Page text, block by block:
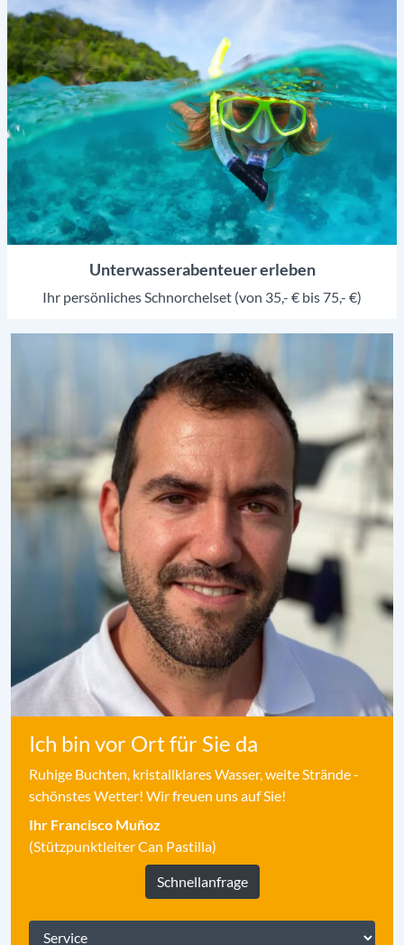
Unterwasserabenteuer erleben
Ihr persönliches Schnorchelset (von 35,- € bis 75,- €)
Ich bin vor Ort für Sie da
Ruhige Buchten, kristallklares Wasser, weite Strände -
schönstes Wetter! Wir freuen uns auf Sie!
Ihr Francisco Muñoz
(Stützpunktleiter Can Pastilla)
Schnellanfrage